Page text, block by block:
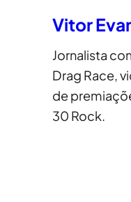
Vitor
Jornalista
Drag Race,
de
30 Rock.